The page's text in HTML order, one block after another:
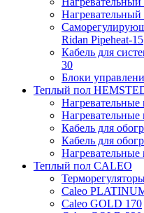
Ridan Pipeheat-15
Кабель для
30
Блоки
Теплый пол
Кабель для
Кабель для
Теплый пол CALEO
Caleo
Caleo GOLD 170